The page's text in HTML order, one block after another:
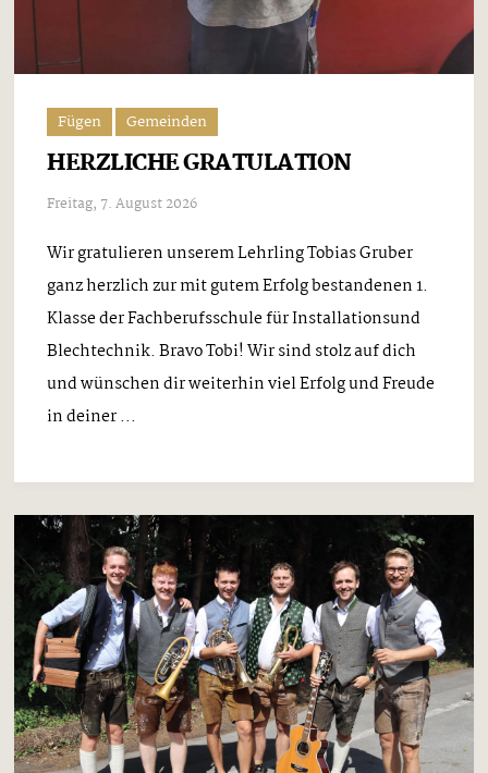
Fügen Gemeinden
HERZLICHE GRATULATION
Freitag, 7. August 2026
Wir gratulieren unserem Lehrling Tobias Gruber
ganz herzlich zur mit gutem Erfolg bestandenen 1.
Klasse der Fachberufsschule für Installationsund
Blechtechnik. Bravo Tobi! Wir sind stolz auf dich
und wünschen dir weiterhin viel Erfolg und Freude
in deiner ...